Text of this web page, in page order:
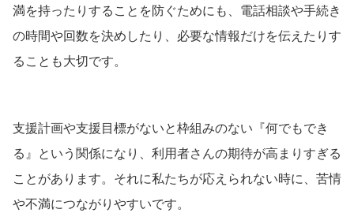
満を持ったりすることを防ぐためにも、電話相談や手続き
の時間や回数を決めしたり、必要な情報だけを伝えたりす
ることも大切です。
支援計画や支援目標がないと枠組みのない『何でもでき
る』という関係になり、利用者さんの期待が高まりすぎる
ことがあります。それに私たちが応えられない時に、苦情
や不満につながりやすいです。